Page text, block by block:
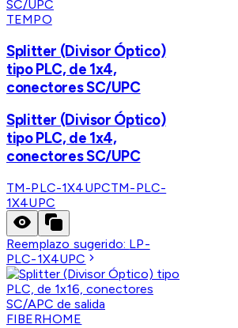
TEMPO
Splitter (Divisor Óptico)
tipo PLC, de 1x4,
conectores SC/UPC
Splitter (Divisor Óptico)
tipo PLC, de 1x4,
conectores SC/UPC
TM-PLC-1X4UPCTM-PLC-
1X4UPC
Reemplazo sugerido: LP-
PLC-1X4UPC
FIBERHOME